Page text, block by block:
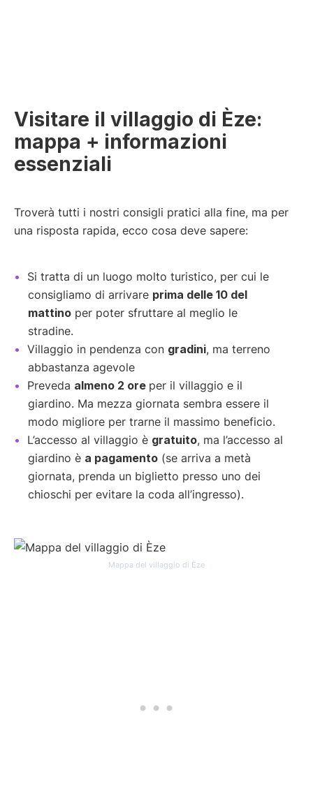
Visitare il villaggio di Èze:
mappa + informazioni
essenziali
Troverà tutti i nostri consigli pratici alla fine, ma per
una risposta rapida, ecco cosa deve sapere:
Si tratta di un luogo molto turistico, per cui le
consigliamo di arrivare prima delle 10 del
mattino per poter sfruttare al meglio le
stradine.
Villaggio in pendenza con gradini, ma terreno
abbastanza agevole
Preveda almeno 2 ore per il villaggio e il
giardino. Ma mezza giornata sembra essere il
modo migliore per trarne il massimo beneficio.
L’accesso al villaggio è gratuito, ma l’accesso al
giardino è a pagamento (se arriva a metà
giornata, prenda un biglietto presso uno dei
chioschi per evitare la coda all’ingresso).
Mappa del villaggio di Èze